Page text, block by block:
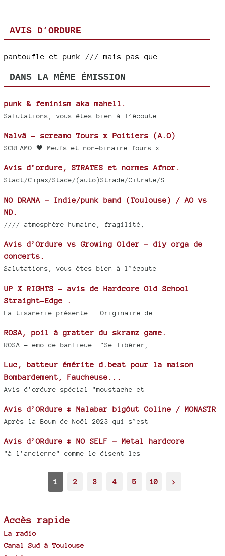
AVIS D’ORDURE
pantoufle et punk /// mais pas que...
DANS LA MÊME ÉMISSION
punk & feminism aka mahell.
Salutations, vous êtes bien à l’écoute
Malvä - screamo Tours x Poitiers (A.O)
SCREAMO 🖤 Meufs et non-binaire Tours x
Avis d’ordure, STRATES et normes Afnor.
Stadt/Cтрах/Stade/(auto)Strade/Citrate/S
NO DRAMA - Indie/punk band (Toulouse) / AO vs
ND.
//// atmosphère humaine, fragilité,
Avis d’Ordure vs Growing Older - diy orga de
concerts.
Salutations, vous êtes bien à l’écoute
UP X RIGHTS - avis de Hardcore Old School
Straight-Edge .
La tisanerie présente : Originaire de
ROSA, poil à gratter du skramz game.
ROSA - emo de banlieue. "Se libérer,
Luc, batteur émérite d.beat pour la maison
Bombardement, Faucheuse...
Avis d’ordure spécial "moustache et
Avis d’ORdure # Malabar bigôut Coline / MONASTR
Après la Boum de Noël 2023 qui s’est
Avis d’ORdure # NO SELF - Metal hardcore
"à l’ancienne" comme le disent les
1 2 3 4 5 10 >
Accès rapide
La radio
Canal Sud à Toulouse